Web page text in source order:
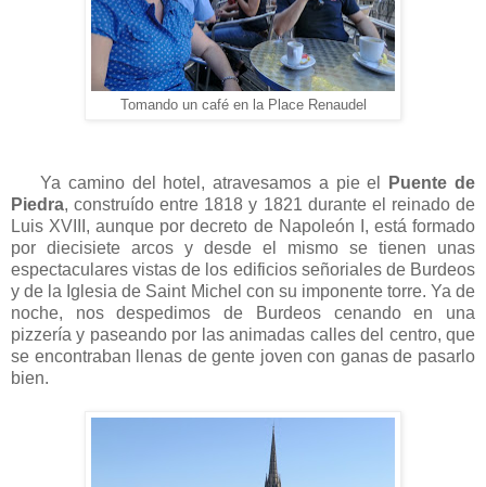
Tomando un café en la Place Renaudel
Ya camino del hotel, atravesamos a pie el
Puente de
Piedra, construído entre 1818 y 1821 durante el reinado de
Luis XVIII, aunque por decreto de Napoleón I, está formado
por diecisiete arcos y desde el mismo se tienen unas
espectaculares vistas de los edificios señoriales de Burdeos
y de la Iglesia de Saint Michel con su imponente torre. Ya de
noche, nos despedimos de Burdeos cenando en una
pizzería y paseando por las animadas calles del centro, que
se encontraban llenas de gente joven con ganas de pasarlo
bien.